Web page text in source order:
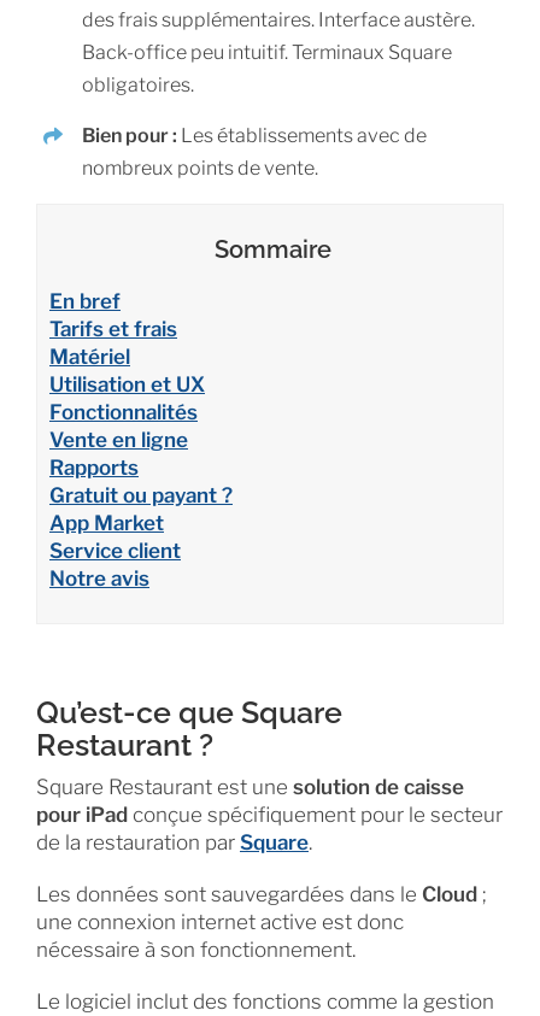
des frais supplémentaires. Interface austère.
Back-office peu intuitif. Terminaux Square
obligatoires.
Bien pour : Les établissements avec de
nombreux points de vente.
Sommaire
En bref
Tarifs et frais
Matériel
Utilisation et UX
Fonctionnalités
Vente en ligne
Rapports
Gratuit ou payant ?
App Market
Service client
Notre avis
Qu’est-ce que Square
Restaurant ?
Square Restaurant est une solution de caisse
pour iPad conçue spécifiquement pour le secteur
de la restauration par Square.
Les données sont sauvegardées dans le Cloud ;
une connexion internet active est donc
nécessaire à son fonctionnement.
Le logiciel inclut des fonctions comme la gestion